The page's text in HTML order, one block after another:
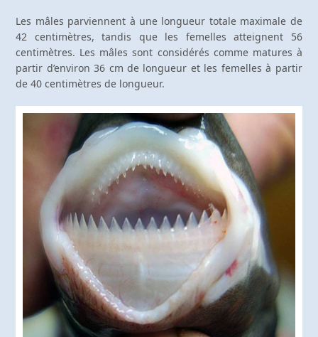
Les mâles parviennent à une longueur totale maximale de
42 centimètres, tandis que les femelles atteignent 56
centimètres. Les mâles sont considérés comme matures à
partir d’environ 36 cm de longueur et les femelles à partir
de 40 centimètres de longueur.